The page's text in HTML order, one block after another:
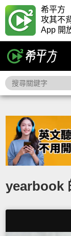
希平方
攻其不
App 開
yearbook